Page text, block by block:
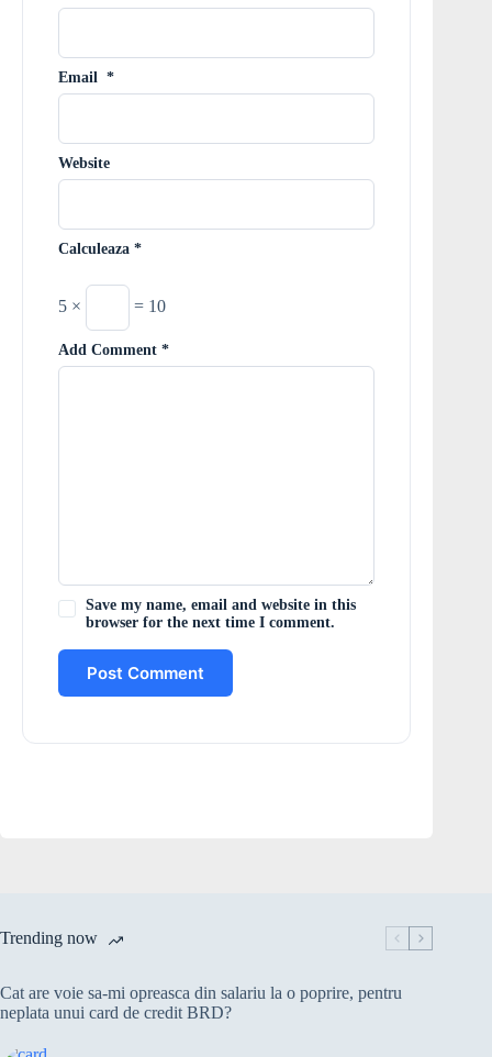
Email *
Website
Calculeaza *
5 × = 10
Add Comment *
Save my name, email and website in this
browser for the next time I comment.
Post Comment
Trending now
Cat are voie sa-mi opreasca din salariu la o poprire, pentru
neplata unui card de credit BRD?